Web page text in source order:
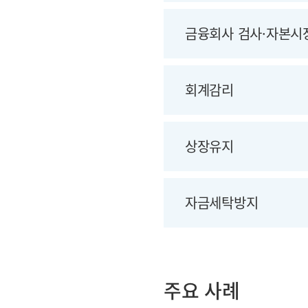
금융회사 검사·자본
회계감리
상장유지
자금세탁방지
주요 사례